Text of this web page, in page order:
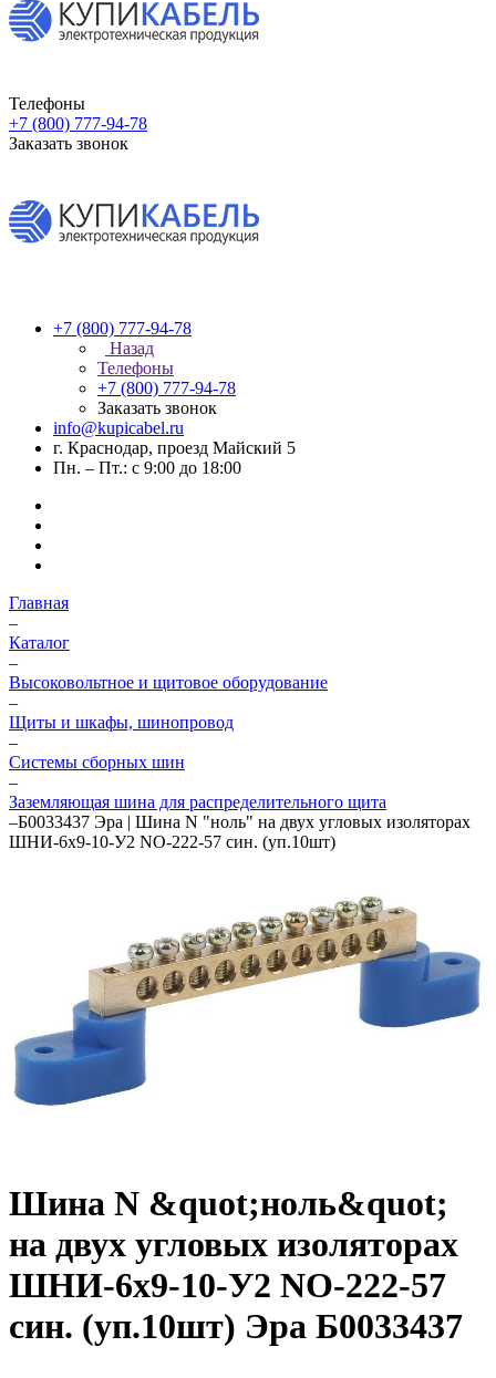
Телефоны
+7 (800) 777-94-78
Заказать звонок
+7 (800) 777-94-78
Назад
Телефоны
+7 (800) 777-94-78
Заказать звонок
info@kupicabel.ru
г. Краснодар, проезд Майский 5
Пн. – Пт.: с 9:00 до 18:00
Главная
–
Каталог
–
Высоковольтное и щитовое оборудование
–
Щиты и шкафы, шинопровод
–
Системы сборных шин
–
Заземляющая шина для распределительного щита
–Б0033437 Эра | Шина N "ноль" на двух угловых изоляторах
ШНИ-6х9-10-У2 NO-222-57 син. (уп.10шт)
Шина N &quot;ноль&quot;
на двух угловых изоляторах
ШНИ-6х9-10-У2 NO-222-57
син. (уп.10шт) Эра Б0033437